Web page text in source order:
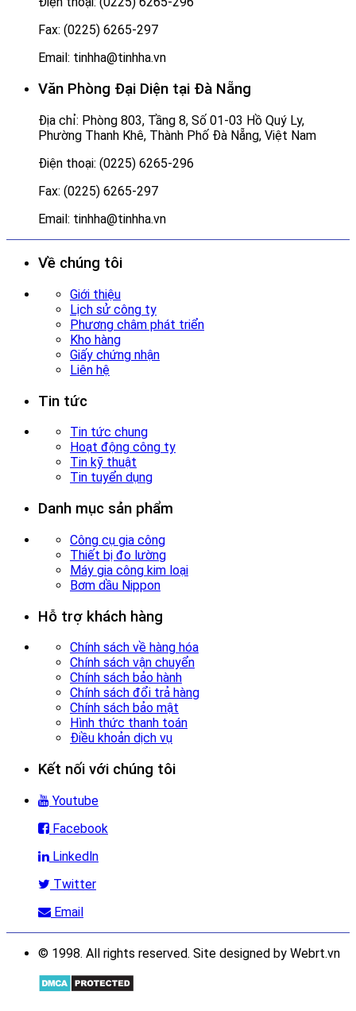
Fax: (0225) 6265-297
Email: tinhha@tinhha.vn
Văn Phòng Đại Diện tại Đà Nẵng
Địa chỉ: Phòng 803, Tầng 8, Số 01-03 Hồ Quý Ly,
Phường Thanh Khê, Thành Phố Đà Nẵng, Việt Nam
Điện thoại: (0225) 6265-296
Fax: (0225) 6265-297
Email: tinhha@tinhha.vn
Về chúng tôi
Giới thiệu
Lịch sử công ty
Phương châm phát triển
Kho hàng
Giấy chứng nhận
Liên hệ
Tin tức
Tin tức chung
Hoạt động công ty
Tin kỹ thuật
Tin tuyển dụng
Danh mục sản phẩm
Công cụ gia công
Thiết bị đo lường
Máy gia công kim loại
Bơm dầu Nippon
Hỗ trợ khách hàng
Chính sách về hàng hóa
Chính sách vận chuyển
Chính sách bảo hành
Chính sách đổi trả hàng
Chính sách bảo mật
Hình thức thanh toán
Điều khoản dịch vụ
Kết nối với chúng tôi
Youtube
Facebook
Linkedln
Twitter
Email
© 1998. All rights reserved. Site designed by Webrt.vn